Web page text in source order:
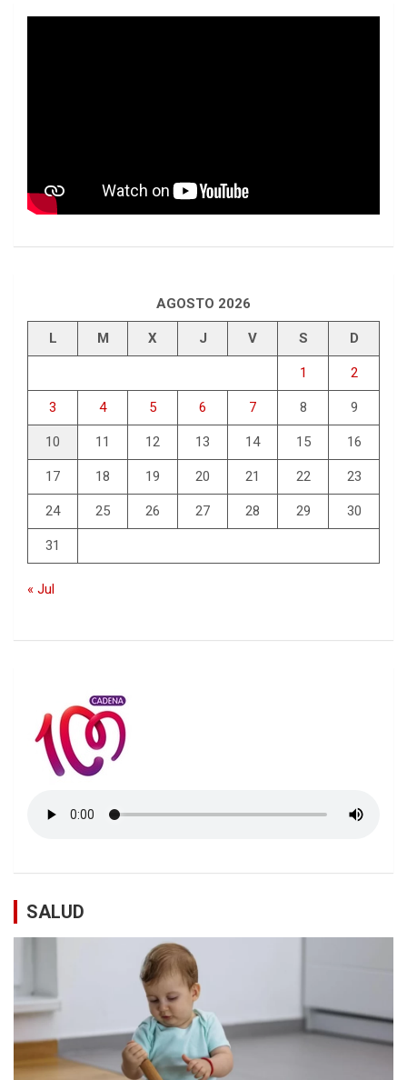
AGOSTO 2026
L M X J V S D
1 2
3 4 5 6 7 8 9
10 11 12 13 14 15 16
17 18 19 20 21 22 23
24 25 26 27 28 29 30
31
« Jul
SALUD